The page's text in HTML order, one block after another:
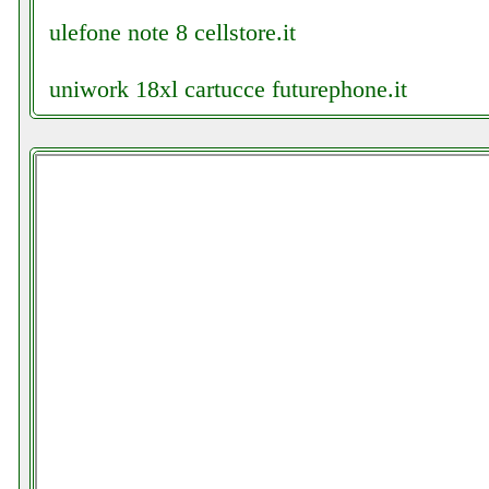
ulefone note 8 cellstore.it
uniwork 18xl cartucce futurephone.it
urmet 1122 601 citofono ferramentacapaldi.it